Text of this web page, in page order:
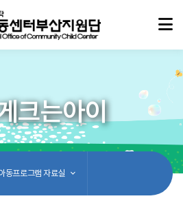
크는아이
동프로그램 자료실